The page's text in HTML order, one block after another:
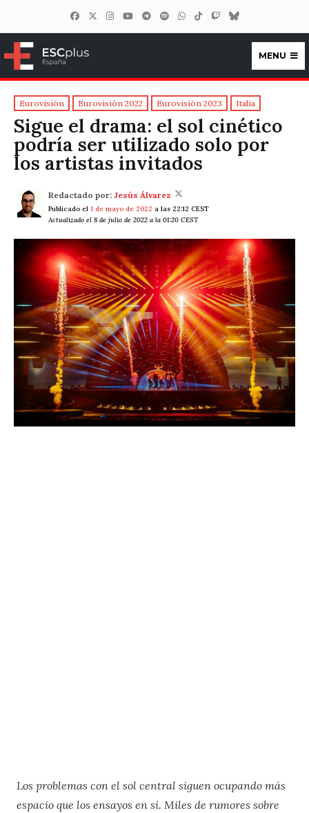
ESCplus España
MENU
Eurovisión Eurovisión 2022 Eurovisión 2023 Italia
Sigue el drama: el sol cinético
podría ser utilizado solo por
los artistas invitados
Redactado por: Jesús Álvarez
Publicado el 1 de mayo de 2022 a las 22:12 CEST
Actualizado el 8 de julio de 2022 a la 01:20 CEST
Los problemas con el sol central siguen ocupando más
espacio que los ensayos en sí. Miles de rumores sobre